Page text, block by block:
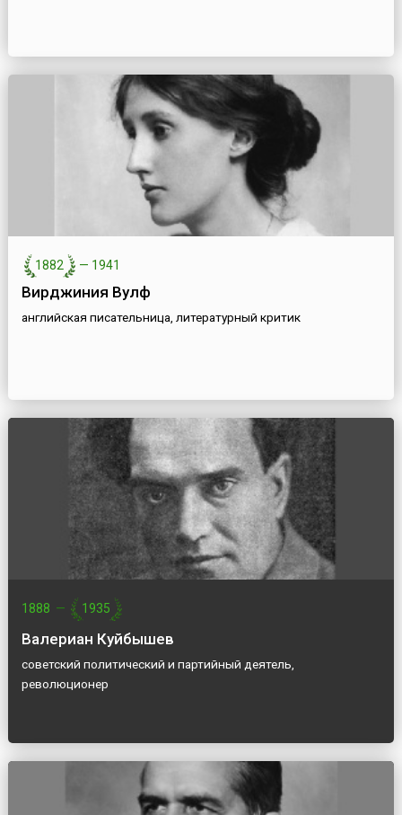
1882 — 1941
Вирджиния Вулф
английская писательница, литературный критик
1888 — 1935
Валериан Куйбышев
советский политический и партийный деятель,
революционер